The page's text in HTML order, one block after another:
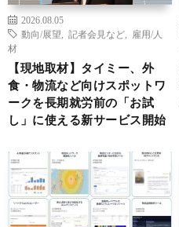
2026.08.05
動向/展望
記者会見など
雇用/人
材
【現地取材】タイミー、外
食・物流など向けスポットワ
ークを長期就労前の「お試
し」に使える新サービス開始